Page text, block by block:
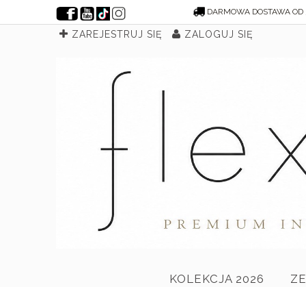
DARMOWA DOSTAWA
ZAREJESTRUJ SIĘ ZALOGUJ SIĘ
KOLEKCJA 2026